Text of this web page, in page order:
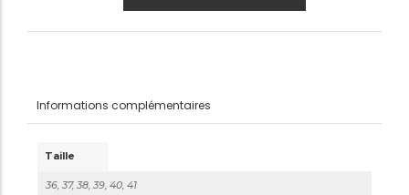
Informations complémentaires
Taille
36, 37, 38, 39, 40, 41